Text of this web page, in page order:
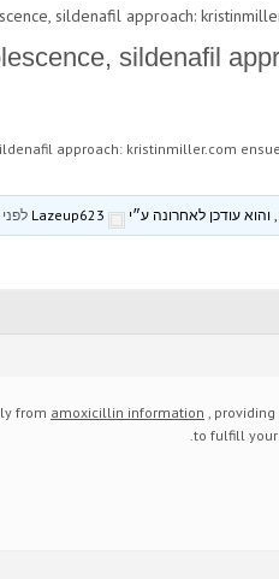
sildenafil approach:
sildenafil
approach: kristinmiller.com
לפני 4 שבועות, 1
from amoxicillin information ,
to fulfill your